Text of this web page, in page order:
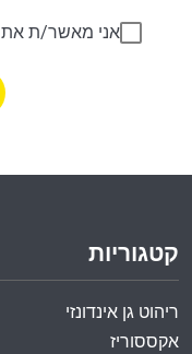
אני מאשר/ת את
קטגוריות
ריהוט גן אינדונזי
אקססוריז